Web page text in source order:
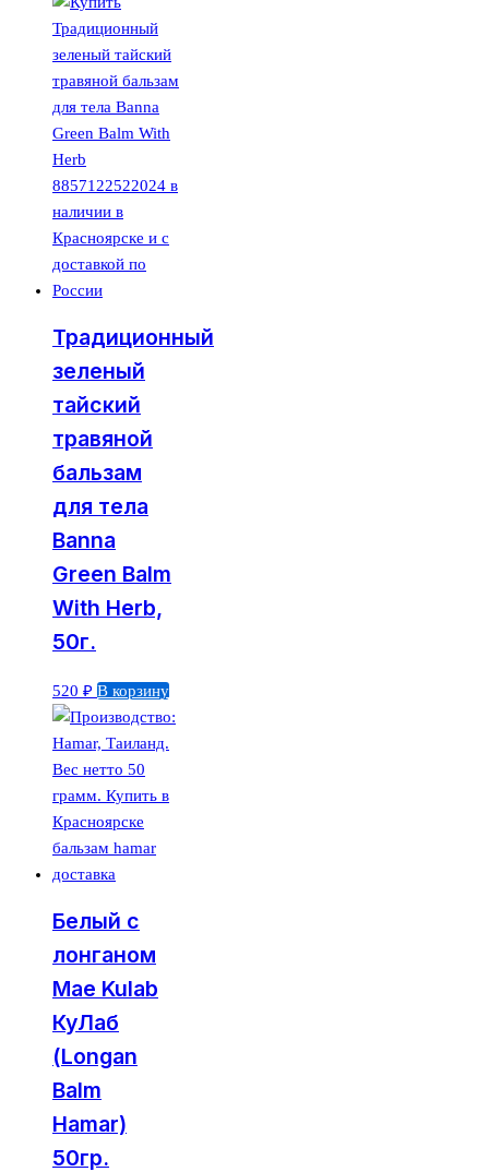
Традиционный
зеленый
тайский
травяной
бальзам
для тела
Banna
Green Balm
With Herb,
50г.
520 ₽ В корзину
Белый с
лонганом
Mae Kulab
КуЛаб
(Longan
Balm
Hamar)
50гр.